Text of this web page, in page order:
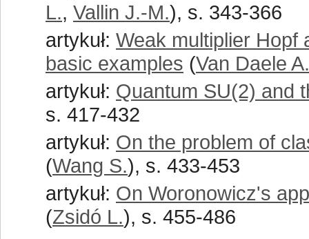
L., Vallin J.-M.), s. 343-366
artykuł: Weak multiplier Hopf
basic examples (Van Daele A.
artykuł: Quantum SU(2) and
s. 417-432
artykuł: On the problem of
(Wang S.), s. 433-453
artykuł: On Woronowicz's
(Zsidó L.), s. 455-486